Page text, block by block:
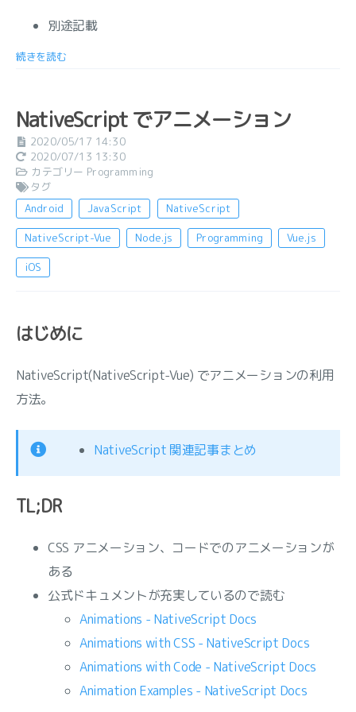
別途記載
続きを読む
NativeScript でアニメーション
2020/05/17 14:30
2020/07/13 13:30
カテゴリー Programming
タグ
Android
JavaScript NativeScript
NativeScript-Vue Node.js Programming Vue.js
iOS
はじめに
NativeScript(NativeScript-Vue) でアニメーションの利用
方法。
NativeScript 関連記事まとめ
TL;DR
CSS アニメーション、コードでのアニメーションが
ある
公式ドキュメントが充実しているので読む
Animations - NativeScript Docs
Animations with CSS - NativeScript Docs
Animations with Code - NativeScript Docs
Animation Examples - NativeScript Docs